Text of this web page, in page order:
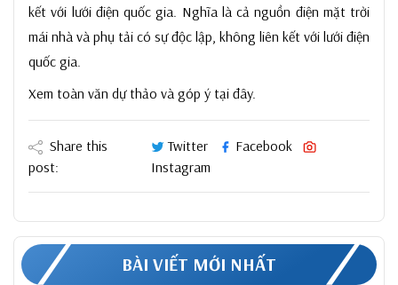
kết với lưới điện quốc gia. Nghĩa là cả nguồn điện mặt trời
mái nhà và phụ tải có sự độc lập, không liên kết với lưới điện
quốc gia.
Xem toàn văn dự thảo và góp ý tại đây.
Share this
post:
Twitter
Facebook
Instagram
BÀI VIẾT MỚI NHẤT